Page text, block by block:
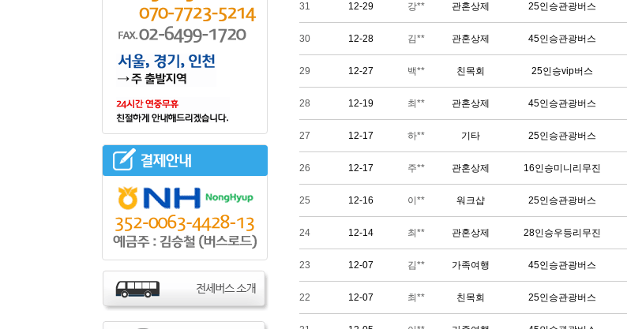
31 12-29 강** 관혼상제 25인승관광버스
30 12-28 김** 관혼상제 45인승관광버스
29 12-27 백** 친목회 25인승vip버스
28 12-19 최** 관혼상제 45인승관광버스
27 12-17 하** 기타 25인승관광버스
26 12-17 주** 관혼상제 16인승미니리무진
25 12-16 이** 워크샵 25인승관광버스
24 12-14 최** 관혼상제 28인승우등리무진
23 12-07 김** 가족여행 45인승관광버스
22 12-07 최** 친목회 25인승관광버스